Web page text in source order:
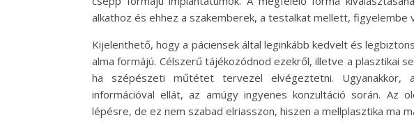
alkathoz és ehhez a szakemberek, a testalkat mellett, figyelembe
Kijelenthető, hogy a páciensek által leginkább kedvelt és
alma formájú. Célszerű tájékozódnod ezekről, illetve a plasztikai
ha szépészeti műtétet tervezel elvégeztetni. Ugyanakkor,
információval ellát, az amúgy ingyenes konzultáció során. Az
lépésre, de ez nem szabad elriasszon, hiszen a mellplasztika ma